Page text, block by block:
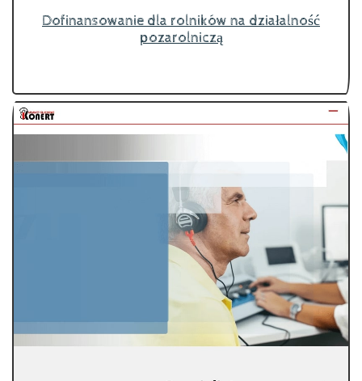
Dofinansowanie dla rolników na działalność
pozarolniczą